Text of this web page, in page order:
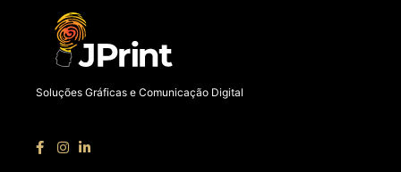
Soluções Gráficas e Comunicação Digital